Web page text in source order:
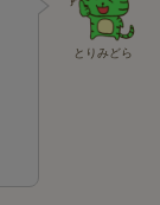
とりみどら